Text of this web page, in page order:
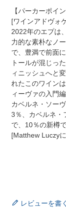
【パーカーポイ
[ワインアドヴォ
2022年のエプは
力的な素朴なノ
で、豊満で前面
トールが混じっ
ィニッシュへと
れたこのワイン
ィーヴァの入門
カベルネ・ソー
3％、カベルネ・
で、10％の新樽
[Matthew Luczy
レビューを書く